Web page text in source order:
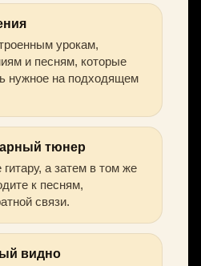
урокам,
и песням, которые
нужное на подходящем
тюнер
а затем в том же
к песням,
связи.
видно